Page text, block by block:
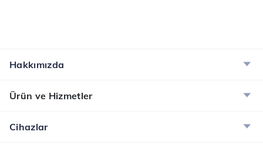
Hakkımızda
Ürün ve Hizmetler
Cihazlar